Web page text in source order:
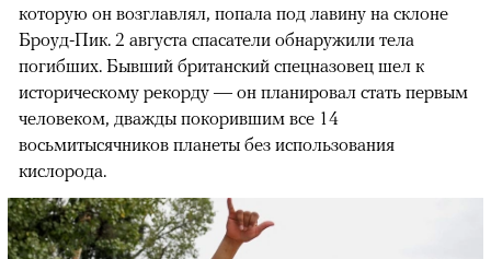
которую он возглавлял, попала под лавину на склоне
Броуд-Пик. 2 августа спасатели обнаружили тела
погибших. Бывший британский спецназовец шел к
историческому рекорду — он планировал стать первым
человеком, дважды покорившим все 14
восьмитысячников планеты без использования
кислорода.